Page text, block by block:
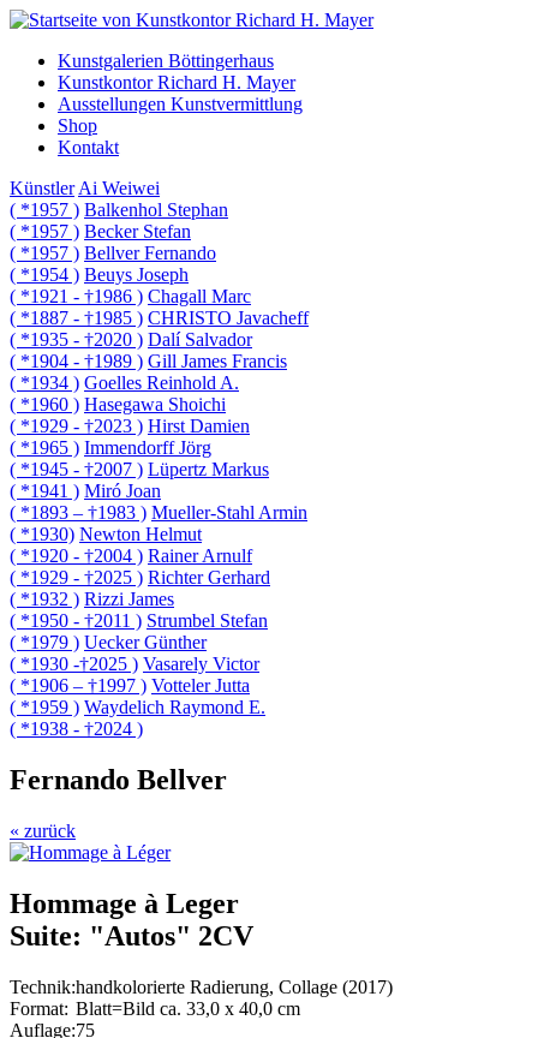
Kunstgalerien Böttingerhaus
Kunstkontor Richard H. Mayer
Ausstellungen Kunstvermittlung
Shop
Kontakt
Künstler Ai Weiwei
( *1957 ) Balkenhol Stephan
( *1957 ) Becker Stefan
( *1957 ) Bellver Fernando
( *1954 ) Beuys Joseph
( *1921 - †1986 ) Chagall Marc
( *1887 - †1985 ) CHRISTO Javacheff
( *1935 - †2020 ) Dalí Salvador
( *1904 - †1989 ) Gill James Francis
( *1934 ) Goelles Reinhold A.
( *1960 ) Hasegawa Shoichi
( *1929 - †2023 ) Hirst Damien
( *1965 ) Immendorff Jörg
( *1945 - †2007 ) Lüpertz Markus
( *1941 ) Miró Joan
( *1893 – †1983 ) Mueller-Stahl Armin
( *1930) Newton Helmut
( *1920 - †2004 ) Rainer Arnulf
( *1929 - †2025 ) Richter Gerhard
( *1932 ) Rizzi James
( *1950 - †2011 ) Strumbel Stefan
( *1979 ) Uecker Günther
( *1930 -†2025 ) Vasarely Victor
( *1906 – †1997 ) Votteler Jutta
( *1959 ) Waydelich Raymond E.
( *1938 - †2024 )
Fernando Bellver
« zurück
Hommage à Leger
Suite: "Autos" 2CV
Technik:handkolorierte Radierung, Collage (2017)
Format: Blatt=Bild ca. 33,0 x 40,0 cm
Auflage:75